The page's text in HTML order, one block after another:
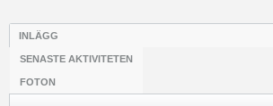
INLÄGG
SENASTE AKTIVITETEN
FOTON